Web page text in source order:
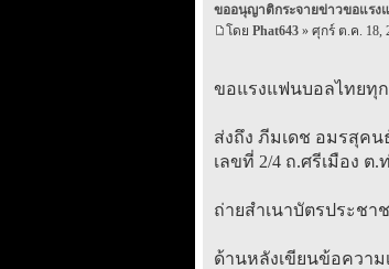
ขออนุญาติกระจายข่าวขอแร
โดย Phat643» ศุกร์ ต.ค. 18,
ขอแรงแฟนบอลไทยทุ
ส่งถึง ภีมเดช อมรสุคน
เลขที่ 2/4 ถ.ศรีเมือง ต.
ถ่ายสำเนาบัตรประช
ด้านหลังเขียนข้อความ